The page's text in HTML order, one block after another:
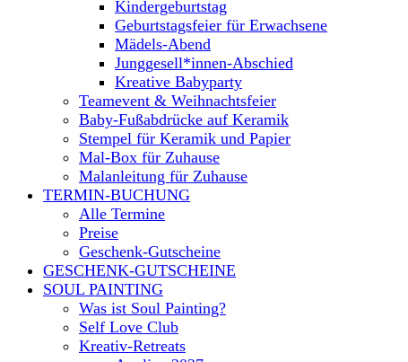
Kindergeburtstag
Geburtstagsfeier für Erwachsene
Mädels-Abend
Junggesell*innen-Abschied
Kreative Babyparty
Teamevent & Weihnachtsfeier
Baby-Fußabdrücke auf Keramik
Stempel für Keramik und Papier
Mal-Box für Zuhause
Malanleitung für Zuhause
TERMIN-BUCHUNG
Alle Termine
Preise
Geschenk-Gutscheine
GESCHENK-GUTSCHEINE
SOUL PAINTING
Was ist Soul Painting?
Self Love Club
Kreativ-Retreats